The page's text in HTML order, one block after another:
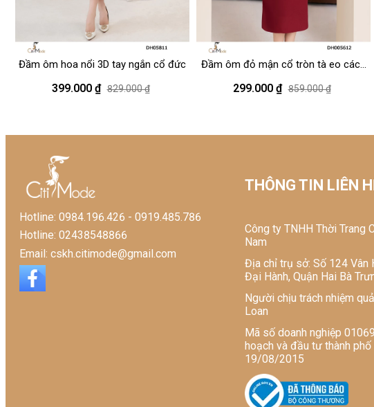
Giặt tay hoặc giặt máy ở chế độ giặt nhẹ
Giặt với sản phẩm cùng màu
Lộn trái khi giặt
Không tẩy
Đầm ôm hoa nổi 3D tay ngắn cổ đức
399.000 ₫ 829.000 ₫
Đầm ôm đỏ mận cổ tròn tà eo cách
299.000 ₫ 859.000 ₫
Hotline: 0984.196.426 - 0919.485.786
Email: cskh.citimode@gmail.com
Hotline: 02438548866
THÔNG TIN LIÊN
Công ty TNHH Thời Trang
Nam
Địa chỉ trụ sở: Số 124 Vân
Đại Hành, Quận Hai Bà
Người chịu trách nhiệm
Loan
Mã số doanh nghiệp
hoạch và đầu tư thành
19/08/2015